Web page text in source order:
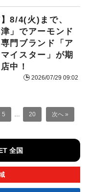
】8/4(火)まで、
津」でアーモンド
門ブランド「ア
イスター」が期
中！
2026/07/29 09:02
5 … 20 次へ »
全国